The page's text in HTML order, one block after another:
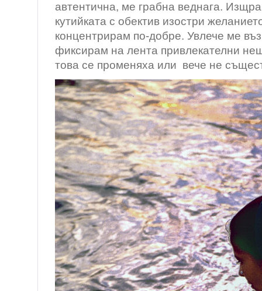
автентична, ме грабна веднага.
кутийката с обектив изостри
концентрирам по-добре. Увлече ме
фиксирам на лента привлекателни
това се променяха или вече не